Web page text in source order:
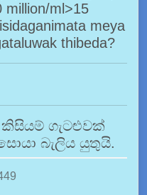
million/ml>15
meya
thibeda?
කිසියම් ගැටළුවක්
බැලිය යුතුයි.